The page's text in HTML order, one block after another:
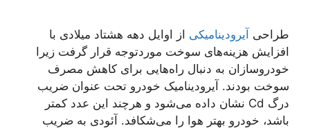
طراحی آیرودینامیکی از اوایل دهه هشتاد میلادی با
افزایش هزینه‌های سوخت موردتوجه قرار گرفت زیرا
خودروسازان به دنبال راه‌هایی برای کاهش مصرف
سوخت بودند. آیرودینامیک خودرو تحت عنوان ضریب
درگ Cd نشان داده می‌شود و هرچند این عدد کمتر
باشد، خودرو بهتر هوا را می‌شکافد. آئودی به ضریب